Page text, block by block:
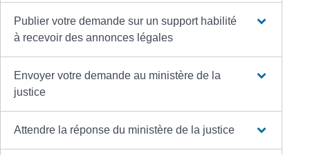
Publier votre demande sur un support habilité
à recevoir des annonces légales
Envoyer votre demande au ministère de la
justice
Attendre la réponse du ministère de la justice